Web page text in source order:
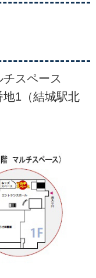
スペース
1（結城駅北